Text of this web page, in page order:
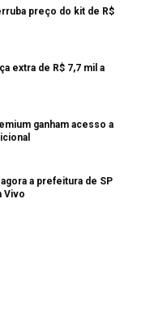
preço do kit de R$
extra de R$ 7,7 mil a
ganham acesso a
a prefeitura de SP
Vivo